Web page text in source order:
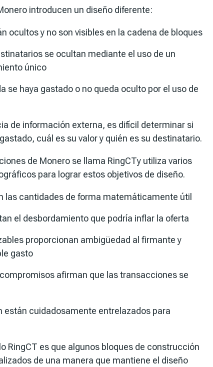
introducen un diseño diferente:
ocultos y no son visibles en la cadena de bloques
se ocultan mediante el uso de un
único
se haya gastado o no queda oculto por el uso de
de información externa, es difícil determinar si
cuál es su valor y quién es su destinatario.
de Monero se llama RingCTy utiliza varios
para lograr estos objetivos de diseño.
las cantidades de forma matemáticamente útil
el desbordamiento que podría inflar la oferta
proporcionan ambigüedad al firmante y
gasto
afirman que las transacciones se
están cuidadosamente entrelazados para
RingCT es que algunos bloques de construcción
de una manera que mantiene el diseño